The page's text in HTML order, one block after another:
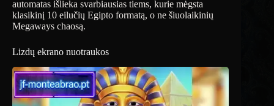
automatas išlieka svarbiausias tiems, kurie mėgsta
klasikinį 10 eilučių Egipto formatą, o ne šiuolaikinių
Megaways chaosą.
Lizdų ekrano nuotraukos